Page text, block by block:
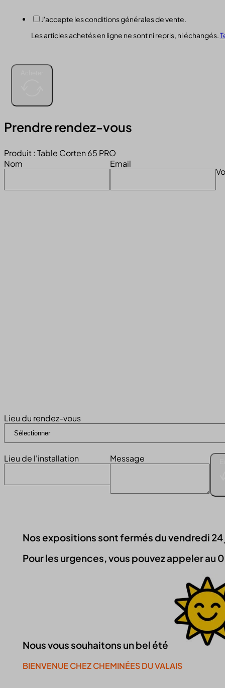
J'accepte les conditions générales de vente.
Les articles achetés en ligne ne sont ni repris, ni échangés.
Prendre rendez-vous
Produit : Table Corten 65 PRO
Nom
Email
Lieu du rendez-vous
Lieu de l'installation Message
Nos expositions sont fermés du vendredi 24
Pour les urgences, vous pouvez appeler au
Nous vous souhaitons un bel été
BIENVENUE CHEZ CHEMINÉES DU VALAIS